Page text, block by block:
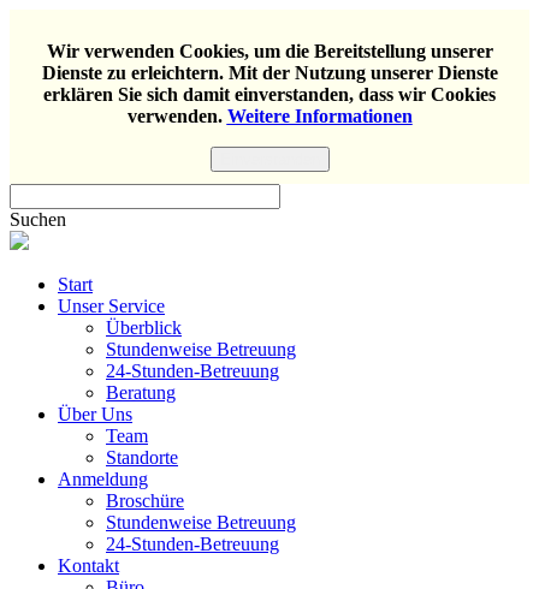
Wir verwenden Cookies, um die Bereitstellung unserer
Dienste zu erleichtern. Mit der Nutzung unserer Dienste
erklären Sie sich damit einverstanden, dass wir Cookies
verwenden. Weitere Informationen
Suchen
Start
Unser Service
Überblick
Stundenweise Betreuung
24-Stunden-Betreuung
Beratung
Über Uns
Team
Standorte
Anmeldung
Broschüre
Stundenweise Betreuung
24-Stunden-Betreuung
Kontakt